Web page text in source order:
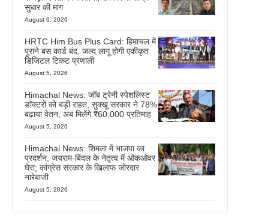
सुधार की मांग
August 6, 2026
HRTC Him Bus Plus Card: हिमाचल में
पुराने बस कार्ड बंद, जल्द लागू होगी एकीकृत
डिजिटल टिकट प्रणाली
August 5, 2026
Himachal News: जॉब ट्रेनी स्पेशलिस्ट
डॉक्टरों को बड़ी राहत, सुक्खू सरकार ने 78%
बढ़ाया वेतन, अब मिलेंगे ₹60,000 प्रतिमाह
August 5, 2026
Himachal News: शिमला में भाजपा का
प्रदर्शन, जयराम-बिंदल के नेतृत्व में ओकओवर
घेरा; कांग्रेस सरकार के खिलाफ जोरदार
नारेबाजी
August 5, 2026